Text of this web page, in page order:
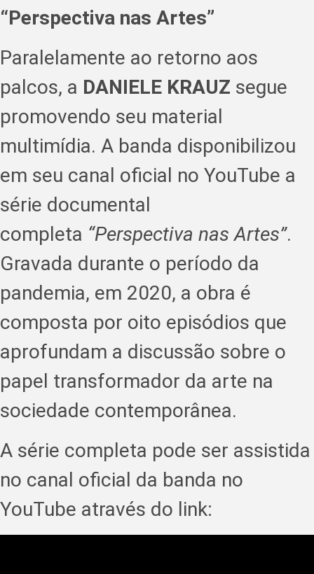
“Perspectiva nas Artes”
Paralelamente ao retorno aos
palcos, a DANIELE KRAUZ segue
promovendo seu material
multimídia. A banda disponibilizou
em seu canal oficial no YouTube a
série documental
completa “Perspectiva nas Artes”.
Gravada durante o período da
pandemia, em 2020, a obra é
composta por oito episódios que
aprofundam a discussão sobre o
papel transformador da arte na
sociedade contemporânea.
A série completa pode ser assistida
no canal oficial da banda no
YouTube através do link: